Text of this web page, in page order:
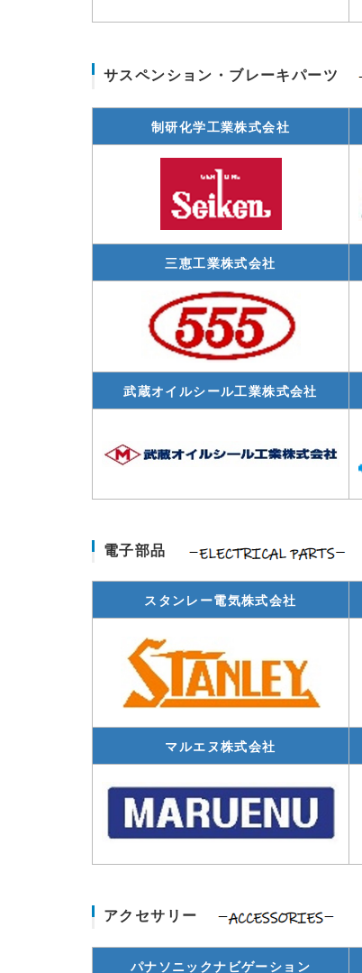
サスペンション・ブレーキパーツ
制研化学工業株式会社
三恵工業株式会社
武蔵オイルシール工業株式会社
電子部品
スタンレー電気株式会社
マルエヌ株式会社
アクセサリー
パナソニックナビゲーション